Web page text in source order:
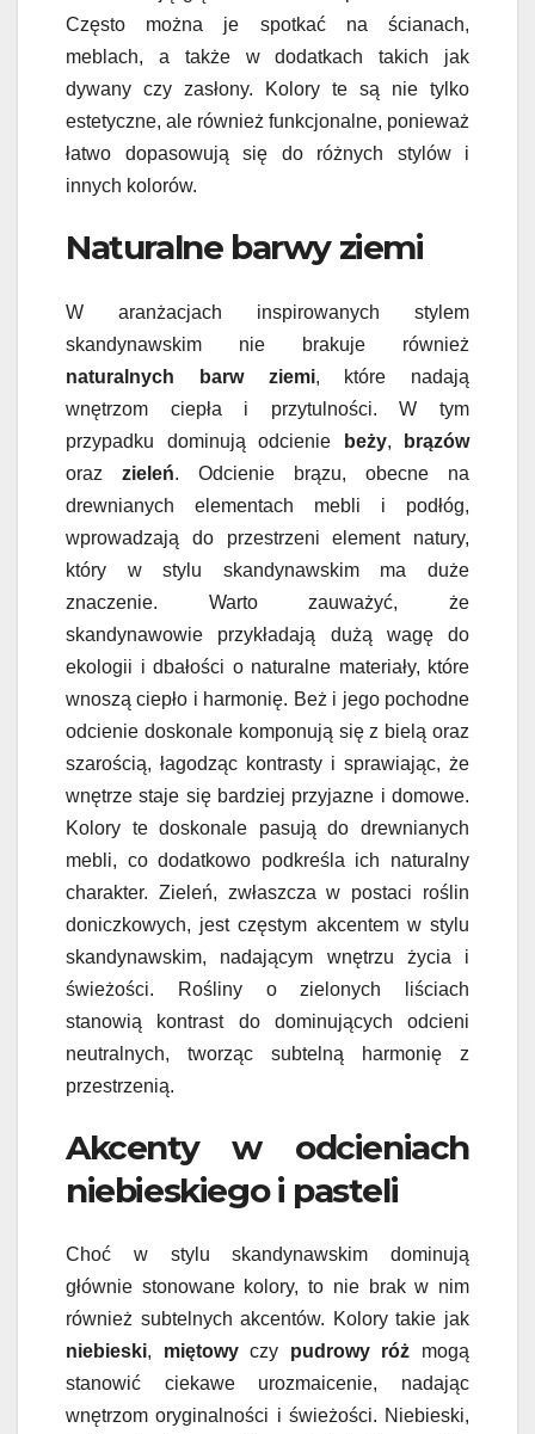
Często można je spotkać na ścianach,
meblach, a także w dodatkach takich jak
dywany czy zasłony. Kolory te są nie tylko
estetyczne, ale również funkcjonalne, ponieważ
łatwo dopasowują się do różnych stylów i
innych kolorów.
Naturalne barwy ziemi
W aranżacjach inspirowanych stylem
skandynawskim nie brakuje również
naturalnych barw ziemi, które nadają
wnętrzom ciepła i przytulności. W tym
przypadku dominują odcienie
beży,
brązów
oraz zieleń. Odcienie brązu, obecne na
drewnianych elementach mebli i podłóg,
wprowadzają do przestrzeni element natury,
który w stylu skandynawskim ma duże
znaczenie. Warto zauważyć, że
skandynawowie przykładają dużą wagę do
ekologii i dbałości o naturalne materiały, które
wnoszą ciepło i harmonię. Beż i jego pochodne
odcienie doskonale komponują się z bielą oraz
szarością, łagodząc kontrasty i sprawiając, że
wnętrze staje się bardziej przyjazne i domowe.
Kolory te doskonale pasują do drewnianych
mebli, co dodatkowo podkreśla ich naturalny
charakter. Zieleń, zwłaszcza w postaci roślin
doniczkowych, jest częstym akcentem w stylu
skandynawskim, nadającym wnętrzu życia i
świeżości. Rośliny o zielonych liściach
stanowią kontrast do dominujących odcieni
neutralnych, tworząc subtelną harmonię z
przestrzenią.
Akcenty w odcieniach
niebieskiego i pasteli
Choć w stylu skandynawskim dominują
głównie stonowane kolory, to nie brak w nim
również subtelnych akcentów. Kolory takie jak
niebieski, miętowyczy pudrowy róż mogą
stanowić ciekawe urozmaicenie, nadając
wnętrzom oryginalności i świeżości. Niebieski,